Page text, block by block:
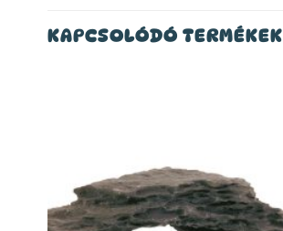
KAPCSOLÓDÓ TERMÉKEK